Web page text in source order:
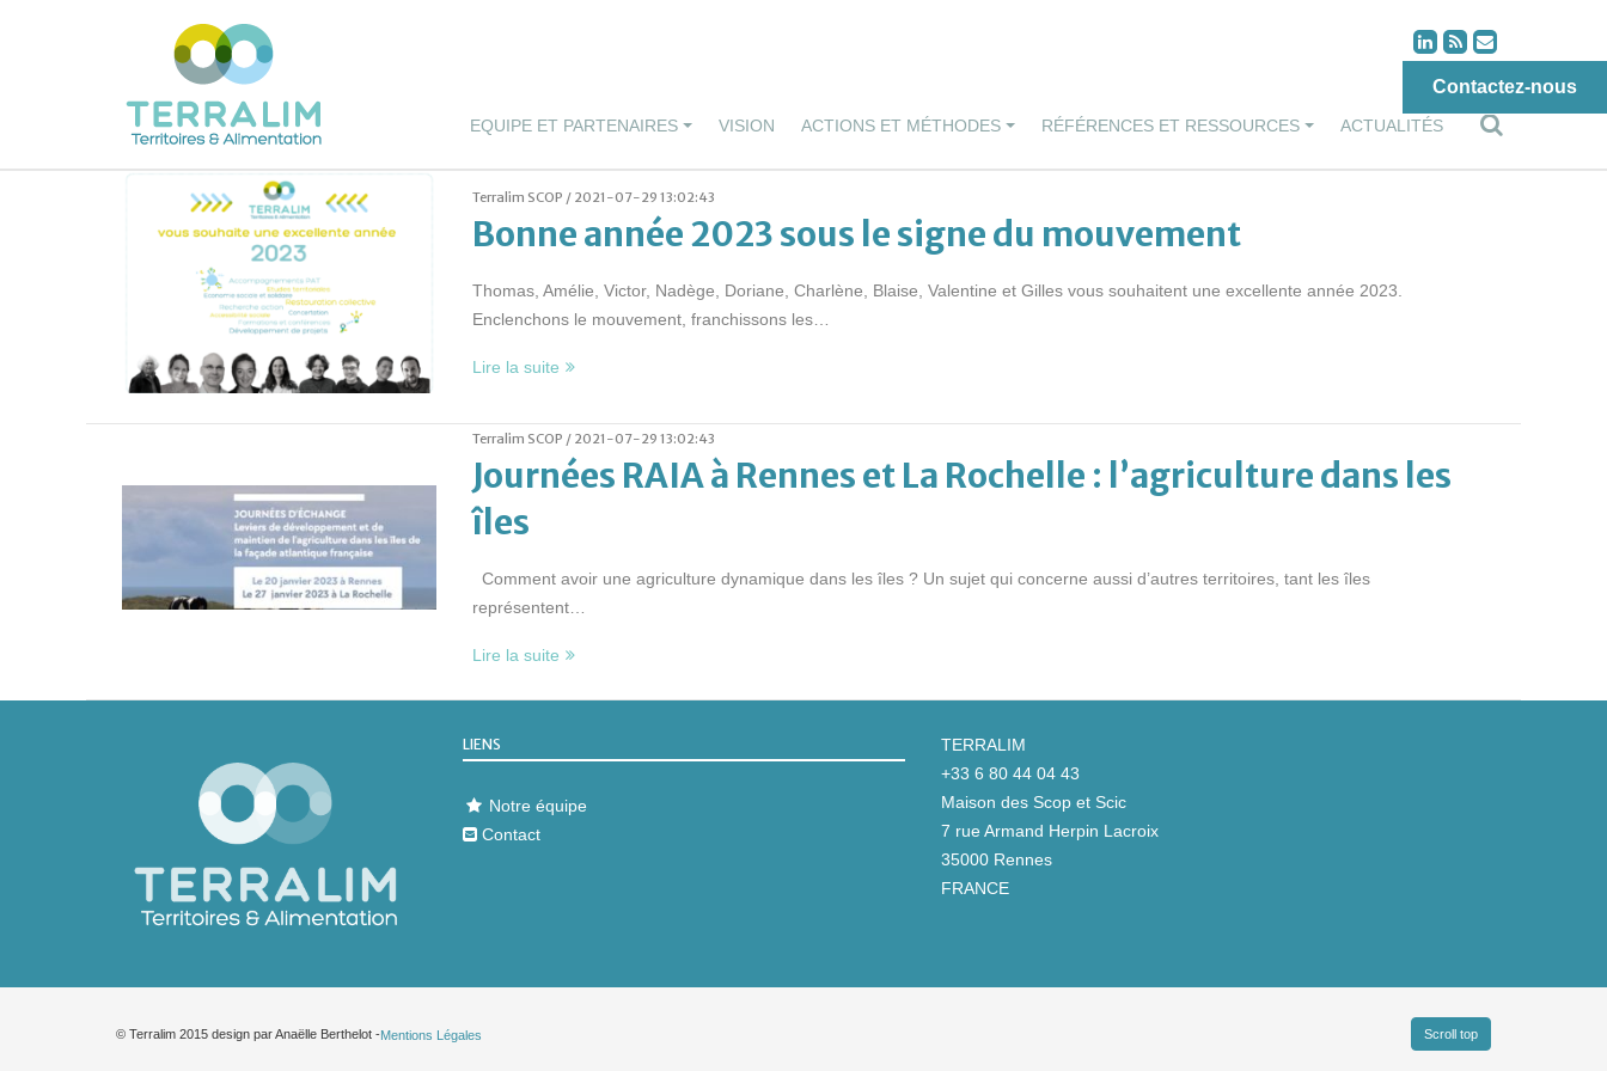
EQUIPE ET PARTENAIRES VISION ACTIONS ET MÉTHODES RÉFÉRENCES ET RESSOURCES ACTUALITÉS
Terralim SCOP / 2021-07-29 13:02:43
Bonne année 2023 sous le signe du mouvement
Thomas, Amélie, Victor, Nadège, Doriane, Charlène, Blaise, Valentine et Gilles vous souhaitent une excellente année 2023.
Enclenchons le mouvement, franchissons les…
Lire la suite
Terralim SCOP / 2021-07-29 13:02:43
Journées RAIA à Rennes et La Rochelle : l’agriculture dans les
îles
Comment avoir une agriculture dynamique dans les îles ? Un sujet qui concerne aussi d’autres territoires, tant les îles
représentent…
Lire la suite
LIENS
Notre équipe
Contact
TERRALIM
+33 6 80 44 04 43
Maison des Scop et Scic
7 rue Armand Herpin Lacroix
35000 Rennes
FRANCE
© Terralim 2015 design par Anaëlle Berthelot -Mentions Légales Scroll top
Contactez-nous